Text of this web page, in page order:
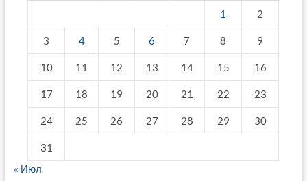
1 2
3 4 5 6 7 8 9
10 11 12 13 14 15 16
17 18 19 20 21 22 23
24 25 26 27 28 29 30
31
« Июл